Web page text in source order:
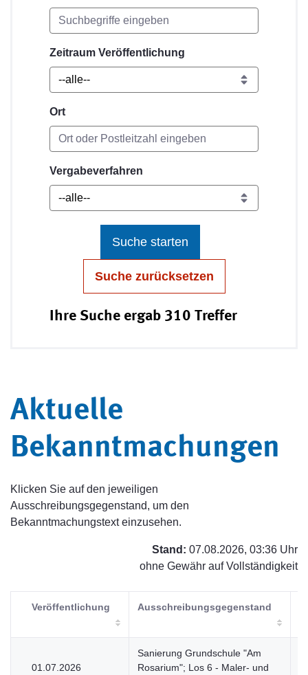
Zeitraum Veröffentlichung
Ort
Vergabeverfahren
Suche starten
Suche zurücksetzen
Ihre Suche ergab 310 Treffer
Aktuelle
Bekanntmachungen
Klicken Sie auf den jeweiligen
Ausschreibungsgegenstand, um den
Bekanntmachungstext einzusehen.
Stand: 07.08.2026, 03:36 Uhr
ohne Gewähr auf Vollständigkeit
Veröffentlichung Ausschreibungsgegenstand
01.07.2026
Sanierung Grundschule "Am
Rosarium"; Los 6 - Maler- und